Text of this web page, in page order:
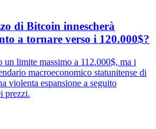
di Bitcoin innescherà
a tornare verso i 120.000$?
limite massimo a 112.000$, ma i
macroeconomico statunitense di
violenta espansione a seguito
prezzi.